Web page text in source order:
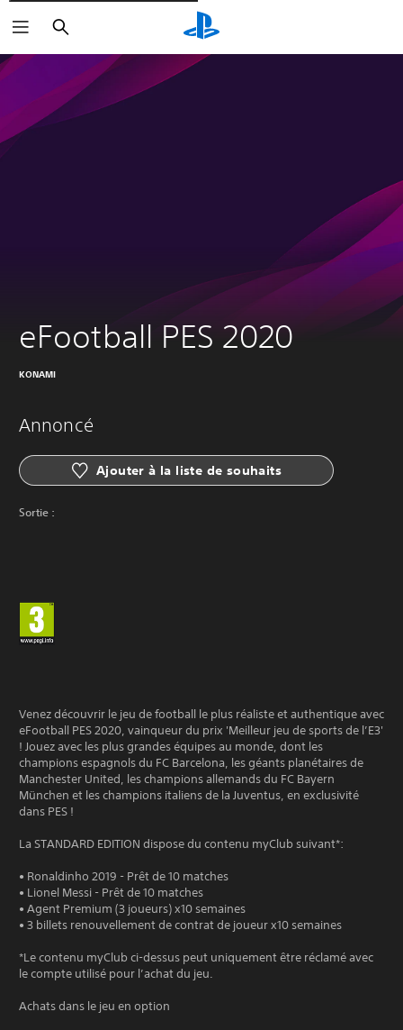
Rechercher
eFootball PES 2020
KONAMI
Annoncé
Ajouter à la liste de souhaits
Sortie :
Venez découvrir le jeu de football le plus réaliste et authentique avec
eFootball PES 2020, vainqueur du prix 'Meilleur jeu de sports de l’E3'
! Jouez avec les plus grandes équipes au monde, dont les
champions espagnols du FC Barcelona, les géants planétaires de
Manchester United, les champions allemands du FC Bayern
München et les champions italiens de la Juventus, en exclusivité
dans PES !
La STANDARD EDITION dispose du contenu myClub suivant*:
• Ronaldinho 2019 - Prêt de 10 matches
• Lionel Messi - Prêt de 10 matches
• Agent Premium (3 joueurs) x10 semaines
• 3 billets renouvellement de contrat de joueur x10 semaines
*Le contenu myClub ci-dessus peut uniquement être réclamé avec
le compte utilisé pour l’achat du jeu.
Achats dans le jeu en option